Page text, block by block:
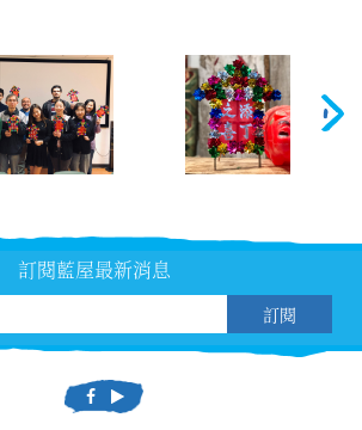
訂閱藍屋最新消息
訂閱